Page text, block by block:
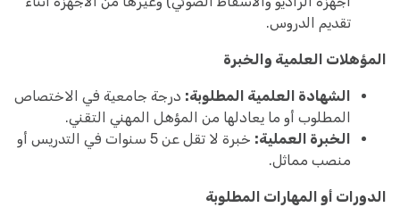
تقديم الدروس.
المؤهلات العلمية والخبرة
الشهادة العلمية المطلوبة: درجة جامعية في الاختصاص
المطلوب أو ما يعادلها من المؤهل المهني التقني.
الخبرة العملية:
خبرة لا تقل عن 5 سنوات في التدريس أو
منصب مماثل.
الدورات أو المهارات المطلوبة